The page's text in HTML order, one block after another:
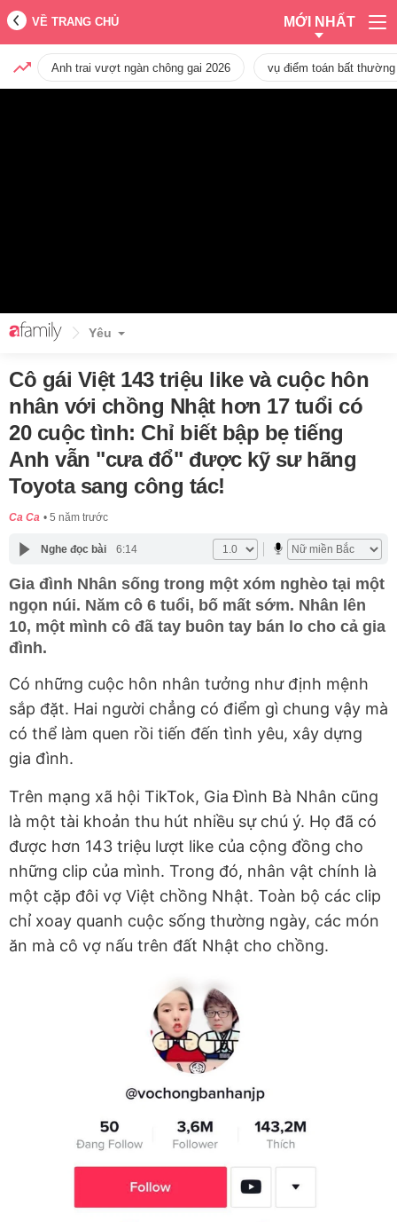
VỀ TRANG CHỦ MỚI NHẤT
Anh trai vượt ngàn chông gai 2026 vụ điểm toán bất
Yêu
Cô gái Việt 143 triệu like và cuộc hôn
nhân với chồng Nhật hơn 17 tuổi có
20 cuộc tình: Chỉ biết bập bẹ tiếng
Anh vẫn "cưa đổ" được kỹ sư hãng
Toyota sang công tác!
Ca Ca 5 năm trước
Nghe đọc bài 6:14
Gia đình Nhân sống trong một xóm nghèo tại một
ngọn núi. Năm cô 6 tuổi, bố mất sớm. Nhân lên
10, một mình cô đã tay buôn tay bán lo cho cả gia
đình.
Có những cuộc hôn nhân tưởng như định mệnh
sắp đặt. Hai người chẳng có điểm gì chung vậy mà
có thể làm quen rồi tiến đến tình yêu, xây dựng
gia đình.
Trên mạng xã hội TikTok, Gia Đình Bà Nhân cũng
là một tài khoản thu hút nhiều sự chú ý. Họ đã có
được hơn 143 triệu lượt like của cộng đồng cho
những clip của mình. Trong đó, nhân vật chính là
một cặp đôi vợ Việt chồng Nhật. Toàn bộ các clip
chỉ xoay quanh cuộc sống thường ngày, các món
ăn mà cô vợ nấu trên đất Nhật cho chồng.